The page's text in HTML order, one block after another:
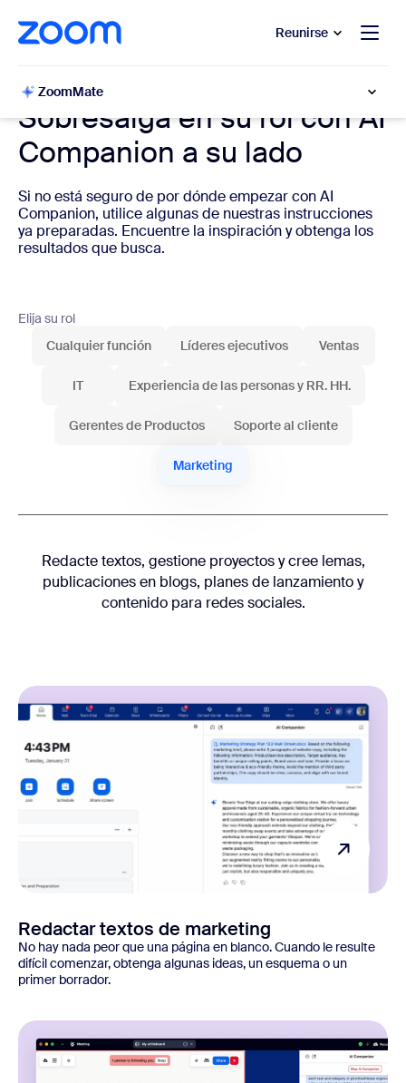
contenido principal
al chat de ayuda Reunirse
ZoomMate
‎Sobresalga en su rol con AI
Companion a su lado
‎Si no está seguro de por dónde empezar con AI
Companion, utilice algunas de nuestras instrucciones
ya preparadas. Encuentre la inspiración y obtenga los
resultados que busca.
Elija su rol
Cualquier función
Líderes ejecutivos Ventas
IT Experiencia de las personas y RR. HH.
Gerentes de Productos Soporte al cliente
Marketing
Redacte textos, gestione proyectos y cree lemas,
publicaciones en blogs, planes de lanzamiento y
contenido para redes sociales.
Redactar textos de marketing
No hay nada peor que una página en blanco. Cuando le resulte
difícil comenzar, obtenga algunas ideas, un esquema o un
primer borrador.